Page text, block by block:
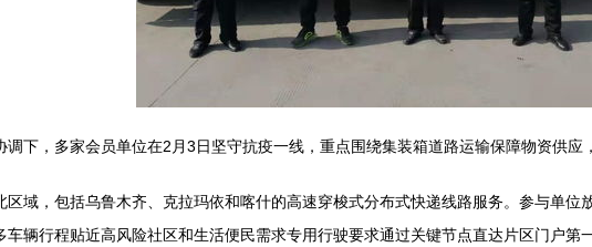
下，多家会员单位在2月3日坚守抗疫一线，重点围绕集装箱道路运输保障物资供应
区域，包括乌鲁木齐、克拉玛依和喀什的高速穿梭式分布式快递线路服务。参与单
辆行程贴近高风险社区和生活便民需求专用行驶要求通过关键节点直达片区门户